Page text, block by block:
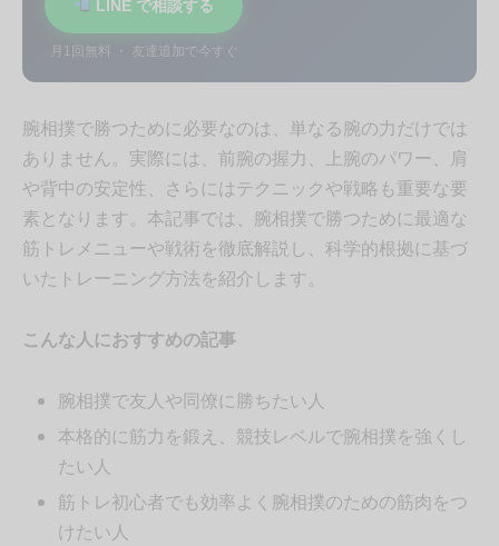
LINE で相談する
月1回無料 ・ 友達追加で今すぐ
腕相撲で勝つために必要なのは、単なる腕の力だけでは
ありません。実際には、前腕の握力、上腕のパワー、肩
や背中の安定性、さらにはテクニックや戦略も重要な要
素となります。本記事では、腕相撲で勝つために最適な
筋トレメニューや戦術を徹底解説し、科学的根拠に基づ
いたトレーニング方法を紹介します。
こんな人におすすめの記事
腕相撲で友人や同僚に勝ちたい人
本格的に筋力を鍛え、競技レベルで腕相撲を強くし
たい人
筋トレ初心者でも効率よく腕相撲のための筋肉をつ
けたい人